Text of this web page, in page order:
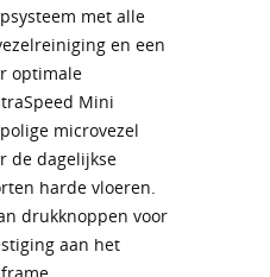
met alle
en een
optimale
Mini
microvezel
de dagelijkse
harde vloeren.
drukknoppen voor
aan het